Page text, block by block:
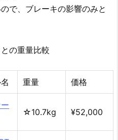
で、ブレーキの影響のみと
の重量比較
重量 価格
☆10.7kg ¥52,000